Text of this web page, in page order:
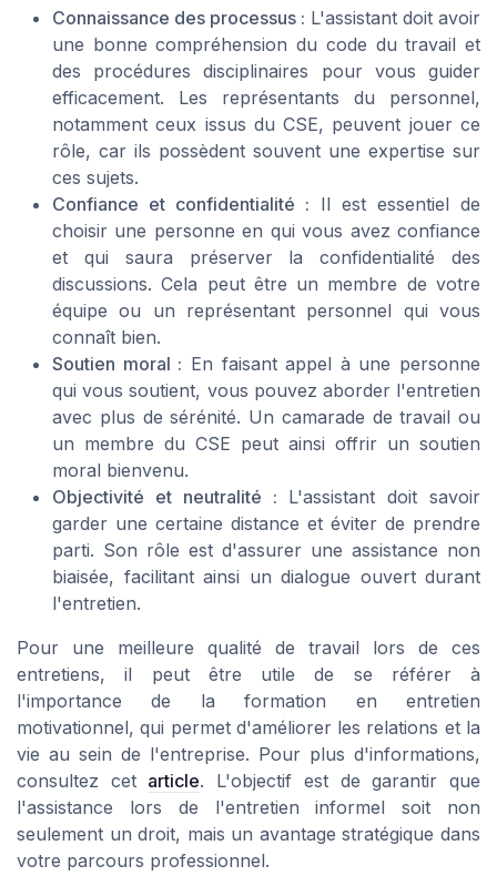
Connaissance des processus : L'assistant doit avoir
une bonne compréhension du code du travail et
des procédures disciplinaires pour vous guider
efficacement. Les représentants du personnel,
notamment ceux issus du CSE, peuvent jouer ce
rôle, car ils possèdent souvent une expertise sur
ces sujets.
Confiance et confidentialité : Il est essentiel de
choisir une personne en qui vous avez confiance
et qui saura préserver la confidentialité des
discussions. Cela peut être un membre de votre
équipe ou un représentant personnel qui vous
connaît bien.
Soutien moral : En faisant appel à une personne
qui vous soutient, vous pouvez aborder l'entretien
avec plus de sérénité. Un camarade de travail ou
un membre du CSE peut ainsi offrir un soutien
moral bienvenu.
Objectivité et neutralité : L'assistant doit savoir
garder une certaine distance et éviter de prendre
parti. Son rôle est d'assurer une assistance non
biaisée, facilitant ainsi un dialogue ouvert durant
l'entretien.
Pour une meilleure qualité de travail lors de ces
entretiens, il peut être utile de se référer à
l'importance de la formation en entretien
motivationnel, qui permet d'améliorer les relations et la
vie au sein de l'entreprise. Pour plus d'informations,
consultez cet article. L'objectif est de garantir que
l'assistance lors de l'entretien informel soit non
seulement un droit, mais un avantage stratégique dans
votre parcours professionnel.